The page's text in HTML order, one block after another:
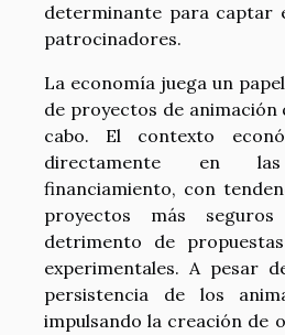
determinante para captar
patrocinadores.
La economía juega un
de proyectos de animación
cabo. El contexto
directamente en
financiamiento, con
proyectos más
detrimento de
experimentales. A pesar
persistencia de los
impulsando la creación de